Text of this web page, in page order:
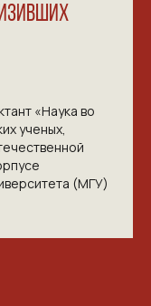
«Наука во
ученых,
(МГУ)